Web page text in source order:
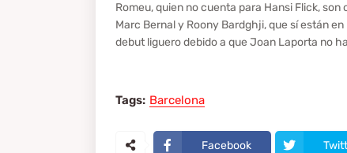
Romeu, quien no cuenta para Hansi Flick,
Marc Bernal y Roony Bardghji, que sí están
debut liguero debido a que Joan Laporta no
Tags: Barcelona
Facebook